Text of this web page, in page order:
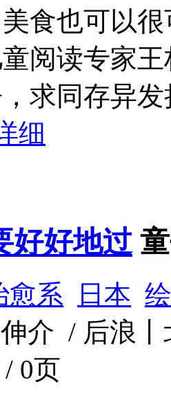
食也可以
阅读专家
求同存异
细
好好地过
愈系 日本
介 / 后浪
0页